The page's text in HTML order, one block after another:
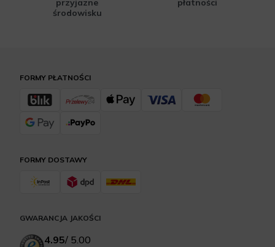
przyjazne
środowisku
płatności
FORMY DOSTAWY
FORMY PŁATNOŚCI
GWARANCJA JAKOŚCI
4.95/ 5.00